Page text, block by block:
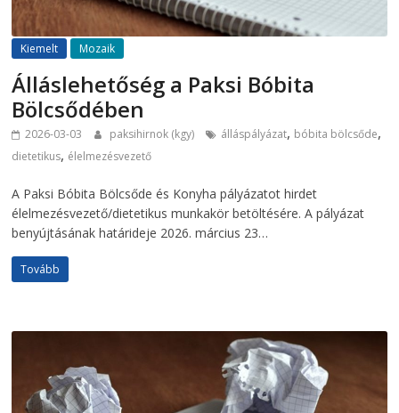
Kiemelt Mozaik
Álláslehetőség a Paksi Bóbita
Bölcsődében
2026-03-03 paksihirnok (kgy) álláspályázat, bóbita bölcsőde,
dietetikus, élelmezésvezető
A Paksi Bóbita Bölcsőde és Konyha pályázatot hirdet
élelmezésvezető/dietetikus munkakör betöltésére. A pályázat
benyújtásának határideje 2026. március 23…
Tovább